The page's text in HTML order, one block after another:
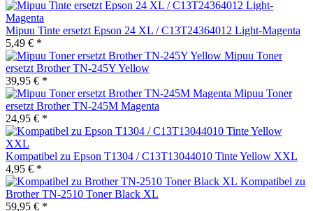
Mipuu Tinte ersetzt Epson 24 XL / C13T24364012 Light-Magenta
5,49 € *
Mipuu Toner
ersetzt Brother TN-245Y Yellow
39,95 € *
Mipuu Toner
ersetzt Brother TN-245M Magenta
24,95 € *
Kompatibel zu Epson T1304 / C13T13044010 Tinte Yellow XXL
4,95 € *
Kompatibel zu
Brother TN-2510 Toner Black XL
59,95 € *